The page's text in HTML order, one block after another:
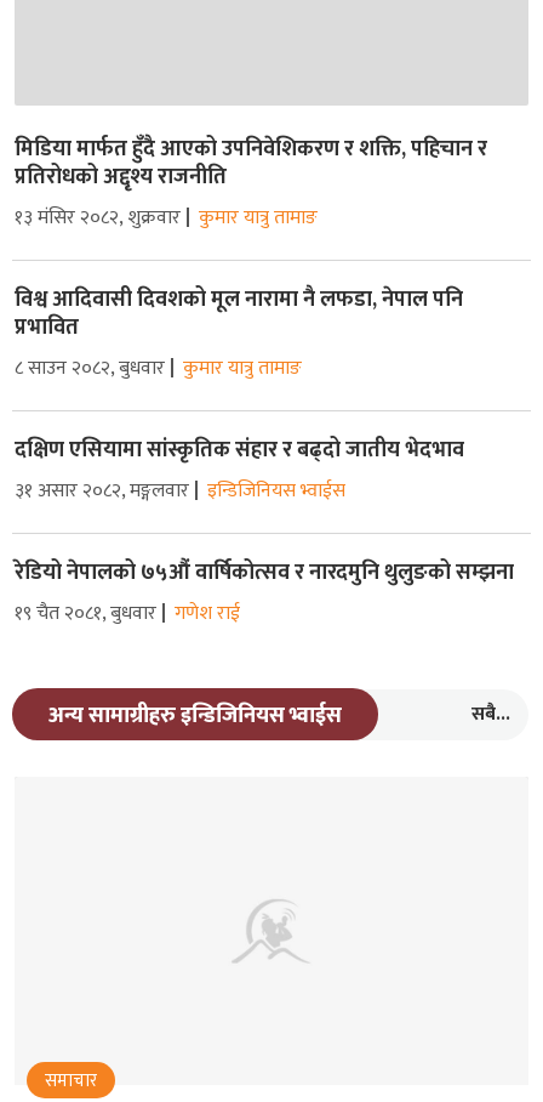
मिडिया मार्फत हुँदै आएको उपनिवेशिकरण र शक्ति, पहिचान र
प्रतिरोधको अद्दृश्य राजनीति
१३ मंसिर २०८२, शुक्रवार कुमार यात्रु तामाङ
विश्व आदिवासी दिवशको मूल नारामा नै लफडा, नेपाल पनि
प्रभावित
८ साउन २०८२, बुधवार कुमार यात्रु तामाङ
दक्षिण एसियामा सांस्कृतिक संहार र बढ्दो जातीय भेदभाव
३१ असार २०८२, मङ्गलवार इन्डिजिनियस भ्वाईस
रेडियो नेपालको ७५औं वार्षिकोत्सव र नारदमुनि थुलुङको सम्झना
१९ चैत २०८१, बुधवार गणेश राई
अन्य सामाग्रीहरु इन्डिजिनियस भ्वाईस सबै...
समाचार